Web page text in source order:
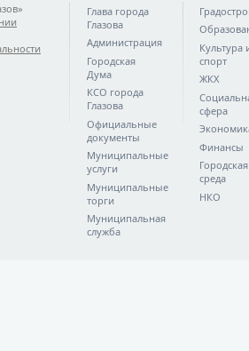
Глава города
Глазова
Администрация
Городская
Дума
КСО города
Глазова
Официальные
документы
Муниципальные
услуги
Муниципальные
торги
Муниципальная
служба
Культура
спорт
ЖКХ
сфера
Финансы
Городская
среда
НКО